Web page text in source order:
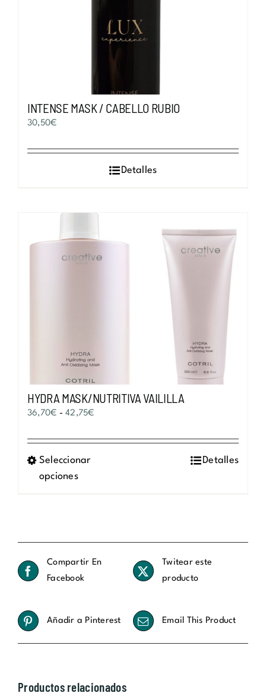
INTENSE MASK / CABELLO RUBIO
30,50€
Detalles
HYDRA MASK/NUTRITIVA VAILILLA
36,70€ - 42,75€Rango
precios:
Seleccionar
opciones
Las
opciones
se
en
Detalles
Compartir En
Facebook
Twitear este
producto
Añadir a Pinterest Email This Product
Productos relacionados